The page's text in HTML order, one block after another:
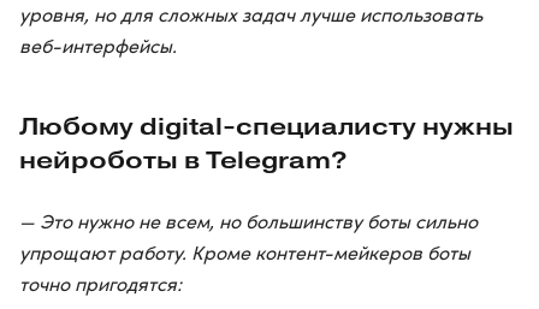
уровня, но для сложных задач лучше использовать
веб-интерфейсы.
Любому digital-специалисту нужны
нейроботы в Telegram?
— Это нужно не всем, но большинству боты сильно
упрощают работу. Кроме контент-мейкеров боты
точно пригодятся: